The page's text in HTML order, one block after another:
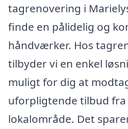
tagrenovering i
finde en pålidelig og
håndværker. Hos
tilbyder vi en enkel
muligt for dig at
uforpligtende tilbud
lokalområde. Det